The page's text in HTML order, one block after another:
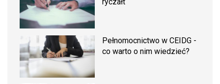
ryczałt
Pełnomocnictwo w CEIDG -
co warto o nim wiedzieć?